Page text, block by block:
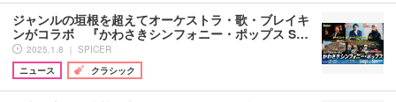
ジャンルの垣根を超えてオーケストラ・歌・ブレイキ
ンがコラボ 『かわさきシンフォニー・ポップス S…
2025.1.8 ｜ SPICER
ニュース
クラシック